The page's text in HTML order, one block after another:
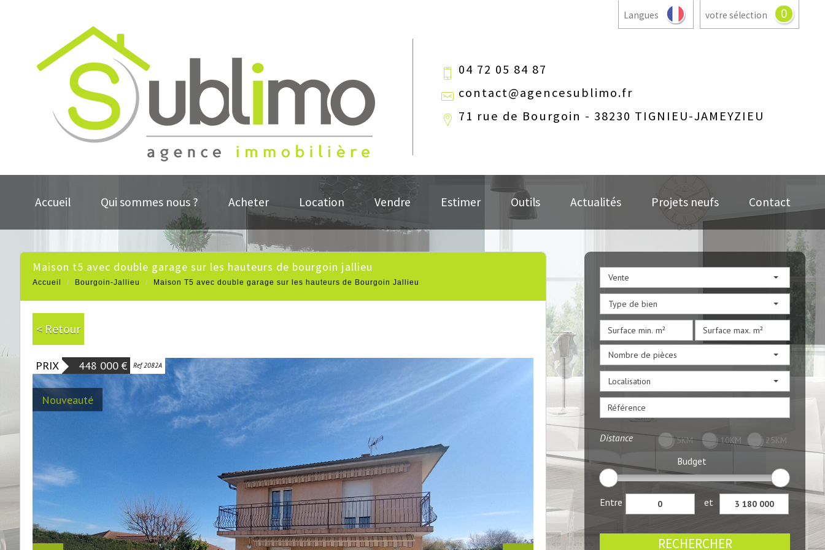
votre sélection 0
Langues
04 72 05 84 87
contact@agencesublimo.fr
71 rue de Bourgoin - 38230 TIGNIEU-JAMEYZIEU
Accueil Qui sommes nous ? Acheter Location Vendre Estimer Outils Actualités Projets neufs Contact
Vente
Type de bien
Nombre de pièces
Localisation
Distance 5KM 10KM 25KM
Budget
Entre et
RECHERCHER
maison t5 avec double garage sur les hauteurs de bourgoin jallieu
Accueil Bourgoin-Jallieu Maison T5 avec double garage sur les hauteurs de Bourgoin Jallieu
< Retour
PRIX 448 000 € Ref 2082A
Nouveauté